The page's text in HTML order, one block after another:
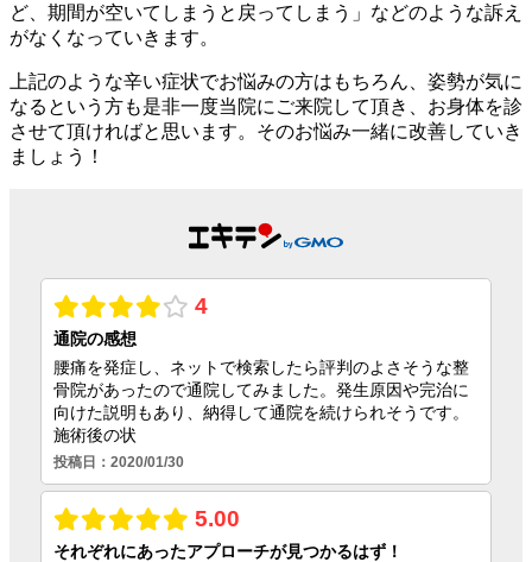
ど、期間が空いてしまうと戻ってしまう」などのような訴え
がなくなっていきます。
上記のような辛い症状でお悩みの方はもちろん、姿勢が気に
なるという方も是非一度当院にご来院して頂き、お身体を診
させて頂ければと思います。そのお悩み一緒に改善していき
ましょう！